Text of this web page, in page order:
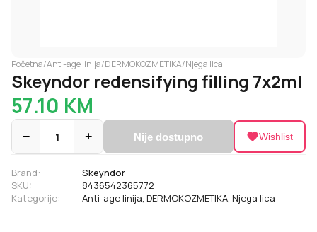
Početna/Anti-age linija/DERMOKOZMETIKA/Njega lica
Skeyndor redensifying filling 7x2ml
57.10 KM
− 1 + Nije dostupno Wishlist
Brand:
Skeyndor
SKU:
8436542365772
Kategorije:
Anti-age linija, DERMOKOZMETIKA, Njega lica